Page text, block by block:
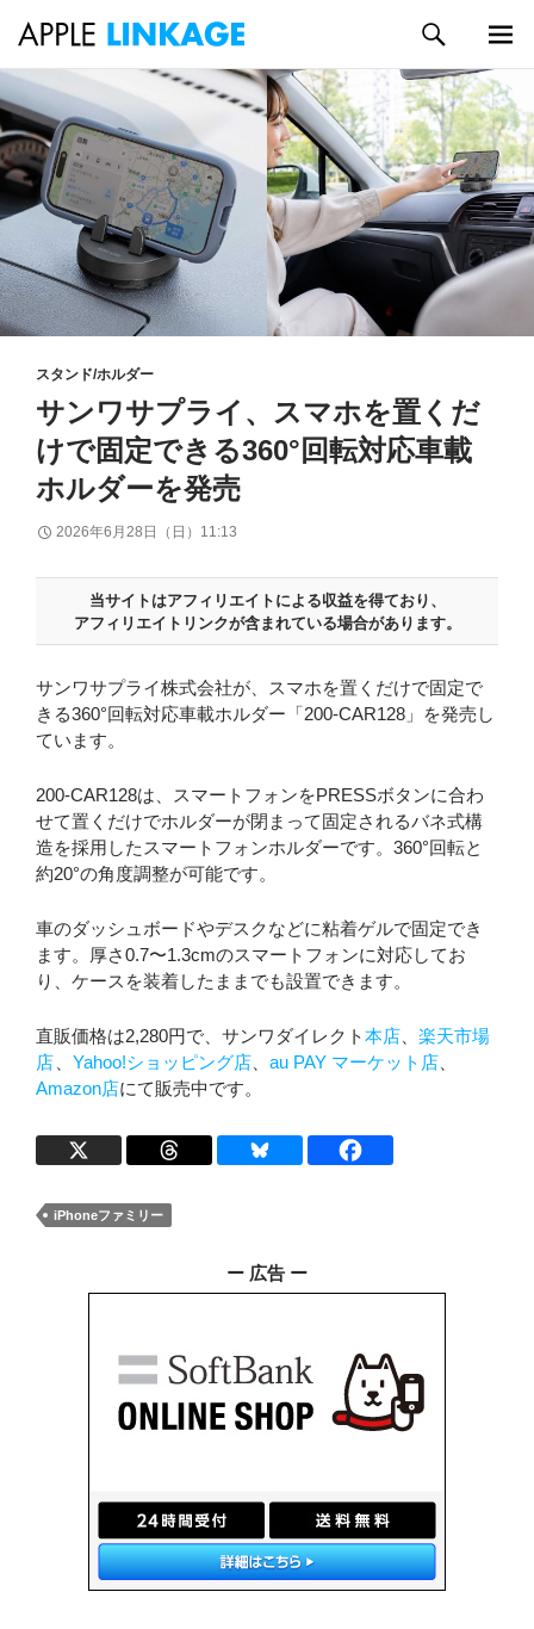
コ
ン
テ
ン
ツ
へ
キ
ッ
プ
索
メイン
メニュ
ー
スタンド/ホルダー
サンワサプライ、スマホを置くだ
けで固定できる360°回転対応車載
ホルダーを発売
2026年6月28日（日）11:13
当サイトはアフィリエイトによる収益を得ており、
アフィリエイトリンクが含まれている場合があります。
サンワサプライ株式会社が、スマホを置くだけで固定で
きる360°回転対応車載ホルダー「200-CAR128」を発売し
ています。
200-CAR128は、スマートフォンをPRESSボタンに合わ
せて置くだけでホルダーが閉まって固定されるバネ式構
造を採用したスマートフォンホルダーです。360°回転と
約20°の角度調整が可能です。
車のダッシュボードやデスクなどに粘着ゲルで固定でき
ます。厚さ0.7〜1.3cmのスマートフォンに対応してお
り、ケースを装着したままでも設置できます。
直販価格は2,280円で、サンワダイレクト本店
楽天市場
店
Yahoo!ショッピング店 au PAY マーケット店
Amazon店にて販売中です。
iPhoneファミリー
ー 広告 ー